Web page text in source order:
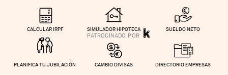
CALCULAR IRPF SIMULADOR HIPOTECA SUELDO NETO
PLANIFICA TU JUBILACIÓN CAMBIO DIVISAS DIRECTORIO EMPRESAS